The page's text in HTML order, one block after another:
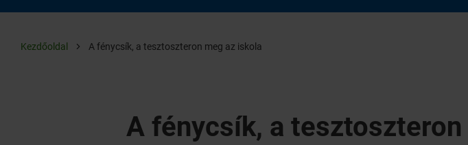
Kezdőoldal A fénycsík, a tesztoszteron meg az iskola
A fénycsík, a